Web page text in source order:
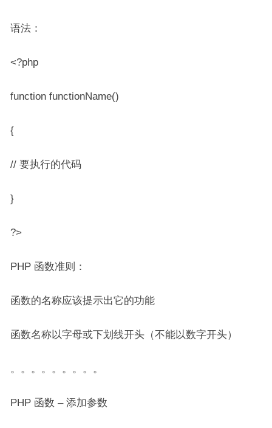
语法：
<?php
function functionName()
{
// 要执行的代码
}
?>
PHP 函数准则：
函数的名称应该提示出它的功能
函数名称以字母或下划线开头（不能以数字开头）
。。。。。。。。。
PHP 函数 – 添加参数